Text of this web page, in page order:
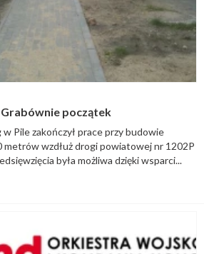
początek
Pile zakończył prace przy budowie
metrów wzdłuż drogi powiatowej nr 1202P
była możliwa dzięki wsparci...